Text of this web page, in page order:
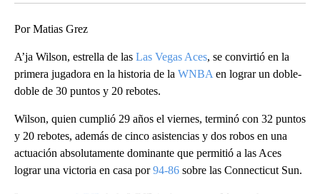
Por Matias Grez
A’ja Wilson, estrella de las Las Vegas Aces, se convirtió en la
primera jugadora en la historia de la WNBA en lograr un doble-
doble de 30 puntos y 20 rebotes.
Wilson, quien cumplió 29 años el viernes, terminó con 32 puntos
y 20 rebotes, además de cinco asistencias y dos robos en una
actuación absolutamente dominante que permitió a las Aces
lograr una victoria en casa por94-86 sobre las Connecticut Sun.